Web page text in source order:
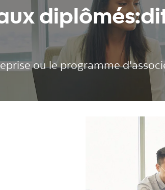
ou le programme